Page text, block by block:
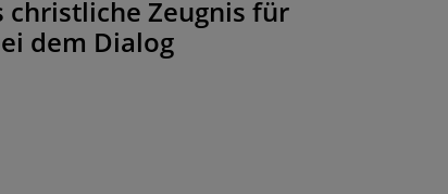
Zeugnis für
dem Dialog